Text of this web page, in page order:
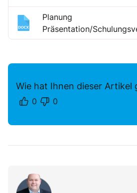
Planung
Präsentation/
Wie hat Ihnen dieser Artikel
0 0